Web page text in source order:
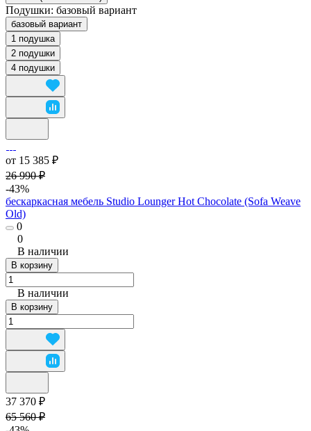
Подушки: базовый вариант
базовый вариант
1 подушка
2 подушки
4 подушки
от 15 385 ₽
26 990 ₽
-43%
бескаркасная мебель Studio Lounger Hot Chocolate (Sofa Weave
Old)
0
0
В наличии
В корзину
В наличии
В корзину
37 370 ₽
65 560 ₽